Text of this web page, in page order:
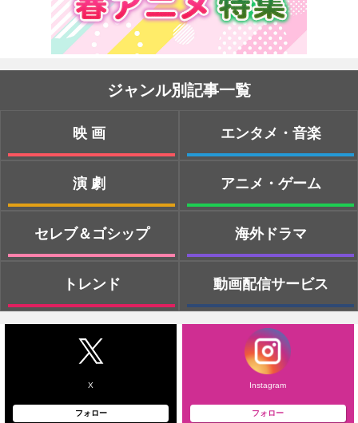
ジャンル別記事一覧
映画
演劇
セレブ＆ゴシップ
トレンド
エンタメ・音楽
アニメ・ゲーム
海外ドラマ
動画配信サービス
X
フォロー
Instagram
フォロー